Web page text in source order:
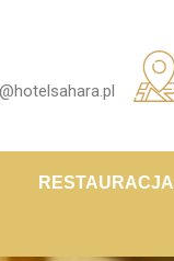
RESTAURACJA